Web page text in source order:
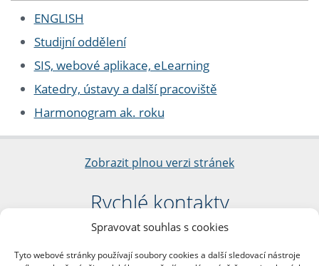
Spravovat souhlas s cookies
Tyto webové stránky používají soubory cookies a další sledovací nástroje
ENGLISH
Studijní oddělení
SIS, webové aplikace, eLearning
Katedry, ústavy a další pracoviště
Harmonogram ak. roku
Zobrazit plnou verzi stránek
Rychlé kontakty
Filozofická fakulta
nám. Jana Palacha 1/2